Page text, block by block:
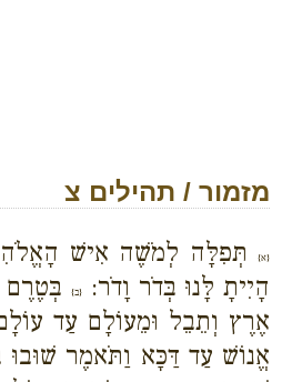
מזמור / תהילים צ
{א}
תְּפִלָּה לְמֹשֶׁה אִישׁ
הָיִיתָ לָּנוּ בְּדֹר וָדֹר:
{ב}
בְּטֶרֶם
אֶרֶץ וְתֵבֵל וּמֵעוֹלָם עַד
אֱנוֹשׁ עַד דַּכָּא וַתֹּאמֶר שׁוּבוּ